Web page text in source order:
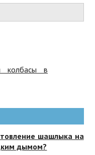
шашлыка на
дымом?